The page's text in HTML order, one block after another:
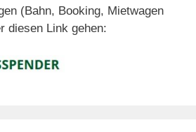
(Bahn, Booking, Mietwagen
diesen Link gehen: